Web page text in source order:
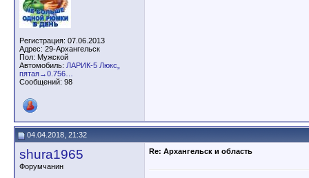
Регистрация: 07.06.2013
Адрес: 29-Архангельск
Пол: Мужской
Автомобиль: ЛАРИК-5 Люкс„
пятая→0.756…
Сообщений: 98
04.04.2018, 21:32
shura1965
Форумчанин
Re: Архангельск и область